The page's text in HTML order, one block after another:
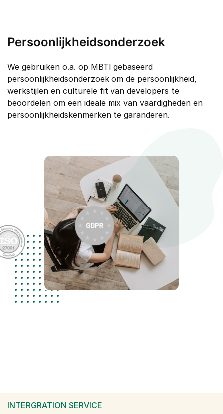
Persoonlijkheidsonderzoek
We gebruiken o.a. op MBTI gebaseerd
persoonlijkheidsonderzoek om de persoonlijkheid,
werkstijlen en culturele fit van developers te
beoordelen om een ideale mix van vaardigheden en
persoonlijkheidskenmerken te garanderen.
INTERGRATION SERVICE